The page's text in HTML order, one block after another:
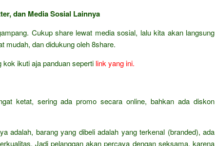
dan Media Sosial Lainnya
Cukup share lewat media sosial, lalu kita akan langsung
mudah, dan didukung oleh 8share.
ikuti aja panduan seperti link yang ini.
ketat, sering ada promo secara online, bahkan ada diskon
adalah, barang yang dibeli adalah yang terkenal (branded), ada
Jadi pelanggan akan percaya dengan seksama, karena